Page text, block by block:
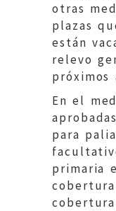
otras
plazas
están
relevo
próximos
En el
para
primaria